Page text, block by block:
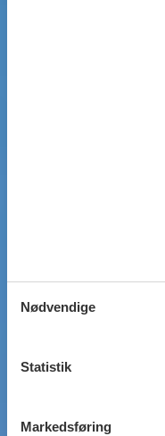
Nødvendige
Statistik
Markedsføring